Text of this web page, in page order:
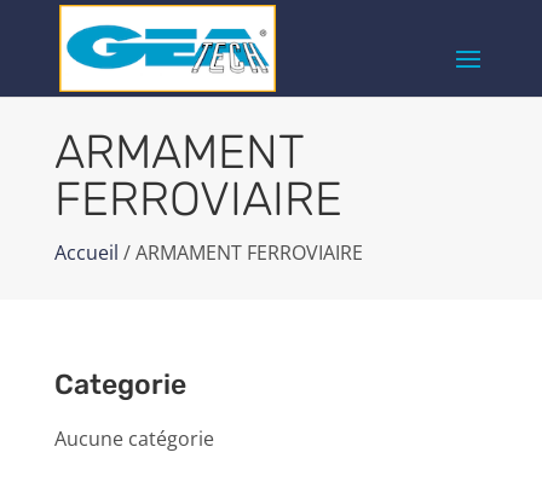
ARMAMENT
FERROVIAIRE
Accueil / ARMAMENT FERROVIAIRE
Categorie
Aucune catégorie